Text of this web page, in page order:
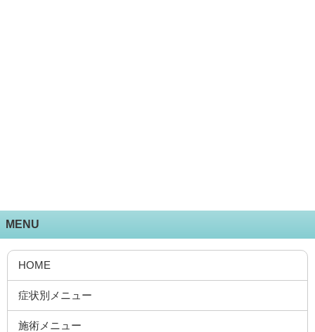
MENU
HOME
症状別メニュー
施術メニュー